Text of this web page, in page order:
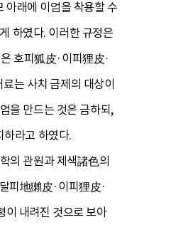
아래에 이엄을 착용할 수
하였다. 이러한 규정은
호피狐皮·이피狸皮·
는 사치 금제의 대상이
을 만드는 것은 금하되,
라고 하였다.
의 관원과 제색諸色의
피地獺皮·이피狸皮·
이 내려진 것으로 보아